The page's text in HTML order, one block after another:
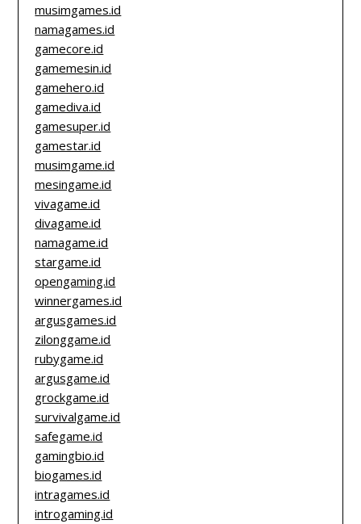
musimgames.id
namagames.id
gamecore.id
gamemesin.id
gamehero.id
gamediva.id
gamesuper.id
gamestar.id
musimgame.id
mesingame.id
vivagame.id
divagame.id
namagame.id
stargame.id
opengaming.id
winnergames.id
argusgames.id
zilonggame.id
rubygame.id
argusgame.id
grockgame.id
survivalgame.id
safegame.id
gamingbio.id
biogames.id
intragames.id
introgaming.id